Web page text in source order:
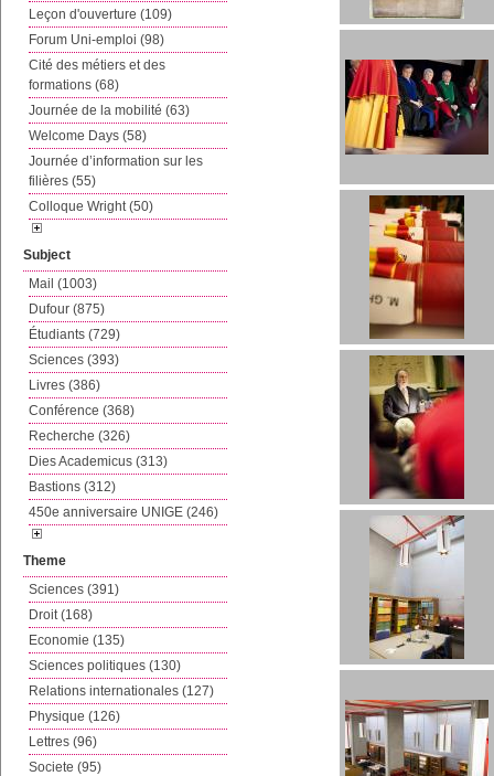
Leçon d'ouverture (109)
Forum Uni-emploi (98)
Cité des métiers et des
formations (68)
Journée de la mobilité (63)
Welcome Days (58)
Journée d’information sur les
filières (55)
Colloque Wright (50)
Subject
Mail (1003)
Dufour (875)
Étudiants (729)
Sciences (393)
Livres (386)
Conférence (368)
Recherche (326)
Dies Academicus (313)
Bastions (312)
450e anniversaire UNIGE (246)
Theme
Sciences (391)
Droit (168)
Economie (135)
Sciences politiques (130)
Relations internationales (127)
Physique (126)
Lettres (96)
Societe (95)